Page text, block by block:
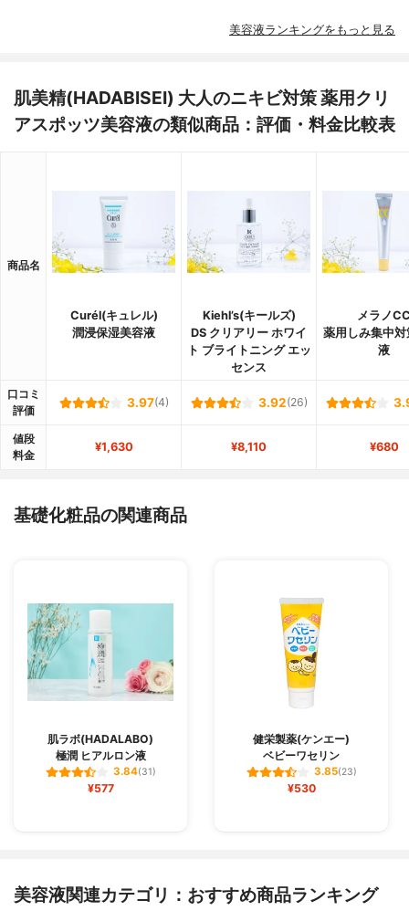
美容液ランキングをもっと見る
肌美精(HADABISEI) 大人のニキビ対策 薬用クリ
アスポッツ美容液の類似商品：評価・料金比較表
商品名
Curél(キュレル)
潤浸保湿美容液
Kiehl’s(キールズ)
DS クリアリー ホワイ
ト ブライトニング エッ
センス
メラノ
薬用しみ集中対
液
口コミ
評価
3.97(4) 3.92(26)
値段
料金
¥1,630 ¥8,110 ¥680
基礎化粧品の関連商品
肌ラボ(HADALABO)
極潤 ヒアルロン液
3.84(31)
¥577
健栄製薬(ケンエー)
ベビーワセリン
3.85(23)
¥530
美容液関連カテゴリ：おすすめ商品ランキング